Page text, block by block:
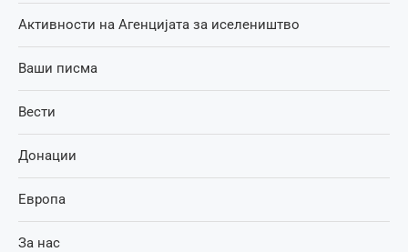
Активности на Агенцијата за иселеништво
Ваши писма
Вести
Донации
Европа
За нас